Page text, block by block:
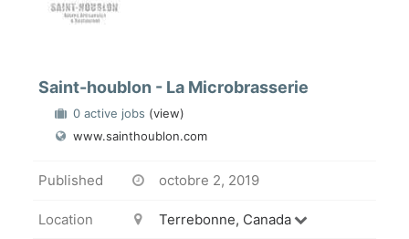
Portail Candidat
Saint-houblon - La Microbrasserie
0 active jobs (view)
www.sainthoublon.com
Published octobre 2, 2019
Location Terrebonne, Canada